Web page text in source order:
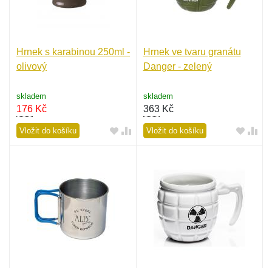
Hrnek s karabinou 250ml -
olivový
skladem
176 Kč
Vložit do košíku
Hrnek ve tvaru granátu
Danger - zelený
skladem
363Kč
Vložit do košíku